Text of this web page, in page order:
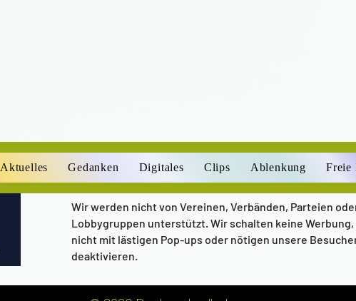
Aktuelles Gedanken Digitales Clips Ablenkung Freie
Wir werden nicht von Vereinen, Verbänden, Parteien
Lobbygruppen unterstützt. Wir schalten keine
nicht mit lästigen Pop-ups oder nötigen unsere
deaktivieren.